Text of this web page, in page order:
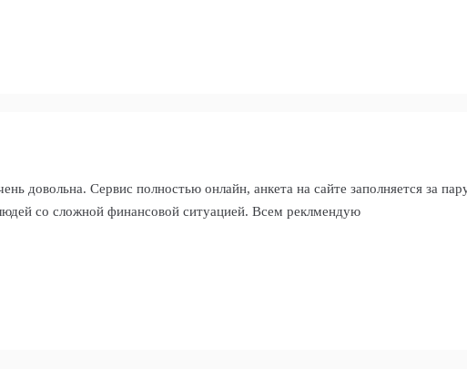
довольна. Сервис полностью онлайн, анкета на сайте заполняется за
со сложной финансовой ситуацией. Всем реклмендую